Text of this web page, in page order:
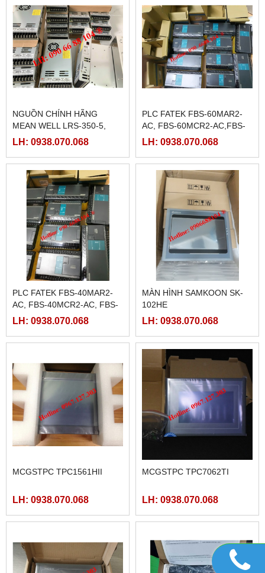
NGUỒN CHÍNH HÃNG
MEAN WELL LRS-350-5,
LRS-350-12, LRS-350-24,
LH: 0938.070.068
PLC FATEK FBS-60MAR2-
AC, FBS-60MCR2-AC,FBS-
60MAT2-AC, FBS-60MCT2-
LH: 0938.070.068
PLC FATEK FBS-40MAR2-
AC, FBS-40MCR2-AC, FBS-
40MCRT-AC, FBS-40MART-
LH: 0938.070.068
MÀN HÌNH SAMKOON SK-
102HE
LH: 0938.070.068
MCGSTPC TPC1561HII
LH: 0938.070.068
MCGSTPC TPC7062TI
LH: 0938.070.068